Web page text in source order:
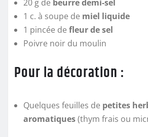
20 g de beurre demi-sel
1 c. à soupe de miel liquide
1 pincée de fleur de sel
Poivre noir du moulin
Pour la décoration :
Quelques feuilles de petites
aromatiques(thym frais ou